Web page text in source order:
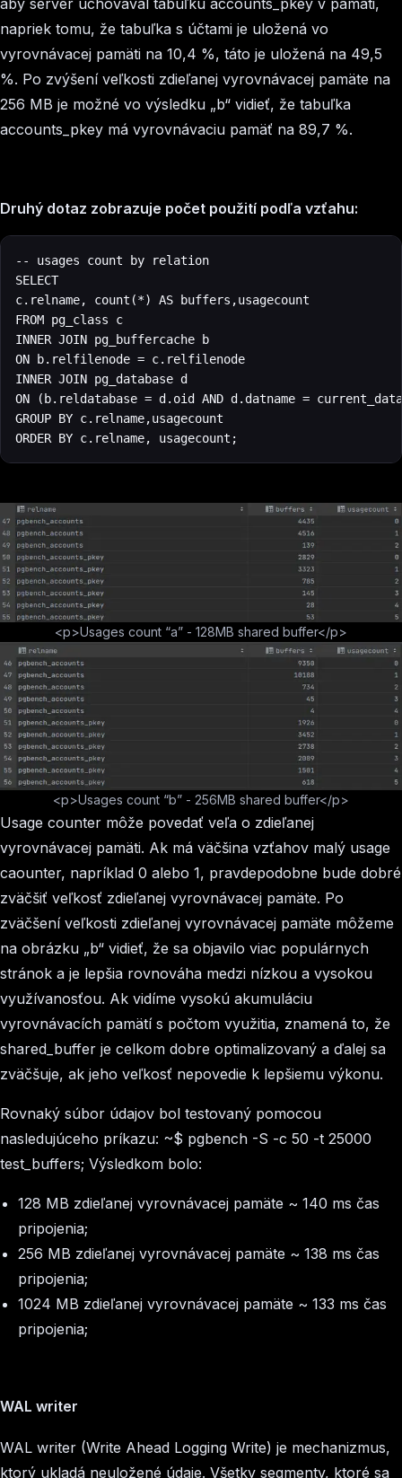
aby server uchovával tabuľku accounts_pkey v pamäti,
napriek tomu, že tabuľka s účtami je uložená vo
vyrovnávacej pamäti na 10,4 %, táto je uložená na 49,5
%. Po zvýšení veľkosti zdieľanej vyrovnávacej pamäte na
256 MB je možné vo výsledku „b“ vidieť, že tabuľka
accounts_pkey má vyrovnávaciu pamäť na 89,7 %.
Druhý dotaz zobrazuje počet použití podľa vzťahu:
‍-- usages count by relation
SELECT
c.relname, count(*) AS buffers,usagecount
FROM pg_class c
INNER JOIN pg_buffercache b
ON b.relfilenode = c.relfilenode
INNER JOIN pg_database d
ON (b.reldatabase = d.oid AND d.datname =
GROUP BY c.relname,usagecount
ORDER BY c.relname, usagecount;
<p>Usages count “a” - 128MB shared buffer</p>
<p>Usages count “b” - 256MB shared buffer</p>
Usage counter môže povedať veľa o zdieľanej
vyrovnávacej pamäti. Ak má väčšina vzťahov malý usage
caounter, napríklad 0 alebo 1, pravdepodobne bude dobré
zväčšiť veľkosť zdieľanej vyrovnávacej pamäte. Po
zväčšení veľkosti zdieľanej vyrovnávacej pamäte môžeme
na obrázku „b“ vidieť, že sa objavilo viac populárnych
stránok a je lepšia rovnováha medzi nízkou a vysokou
využívanosťou. Ak vidíme vysokú akumuláciu
vyrovnávacích pamätí s počtom využitia, znamená to, že
shared_buffer je celkom dobre optimalizovaný a ďalej sa
zväčšuje, ak jeho veľkosť nepovedie k lepšiemu výkonu.
Rovnaký súbor údajov bol testovaný pomocou
nasledujúceho príkazu: ~$ pgbench -S -c 50 -t 25000
test_buffers; Výsledkom bolo:
128 MB zdieľanej vyrovnávacej pamäte ~ 140 ms čas
pripojenia;
256 MB zdieľanej vyrovnávacej pamäte ~ 138 ms čas
pripojenia;
1024 MB zdieľanej vyrovnávacej pamäte ~ 133 ms čas
pripojenia;
WAL writer
WAL writer (Write Ahead Logging Write) je mechanizmus,
ktorý ukladá neuložené údaje. Všetky segmenty, ktoré sa